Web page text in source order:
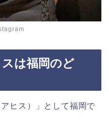
スは福岡のど
ヒス）」として福岡で